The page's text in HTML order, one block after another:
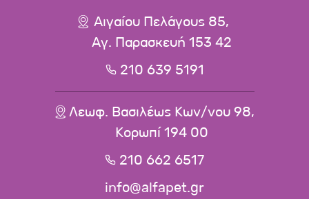
Αιγαίου Πελάγους 85,
Αγ. Παρασκευή 153 42
210 639 5191
Λεωφ. Βασιλέως Κων/νου 98,
Κορωπί 194 00
210 662 6517
info@alfapet.gr